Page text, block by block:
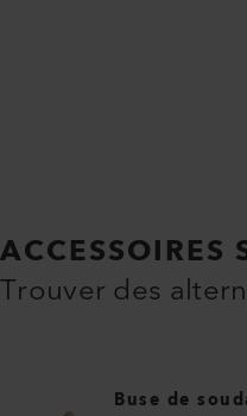
ACCESSOIRES
Trouver des
Buse de